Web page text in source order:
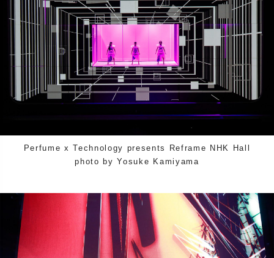
Perfume x Technology presents Reframe NHK Hall
photo by Yosuke Kamiyama